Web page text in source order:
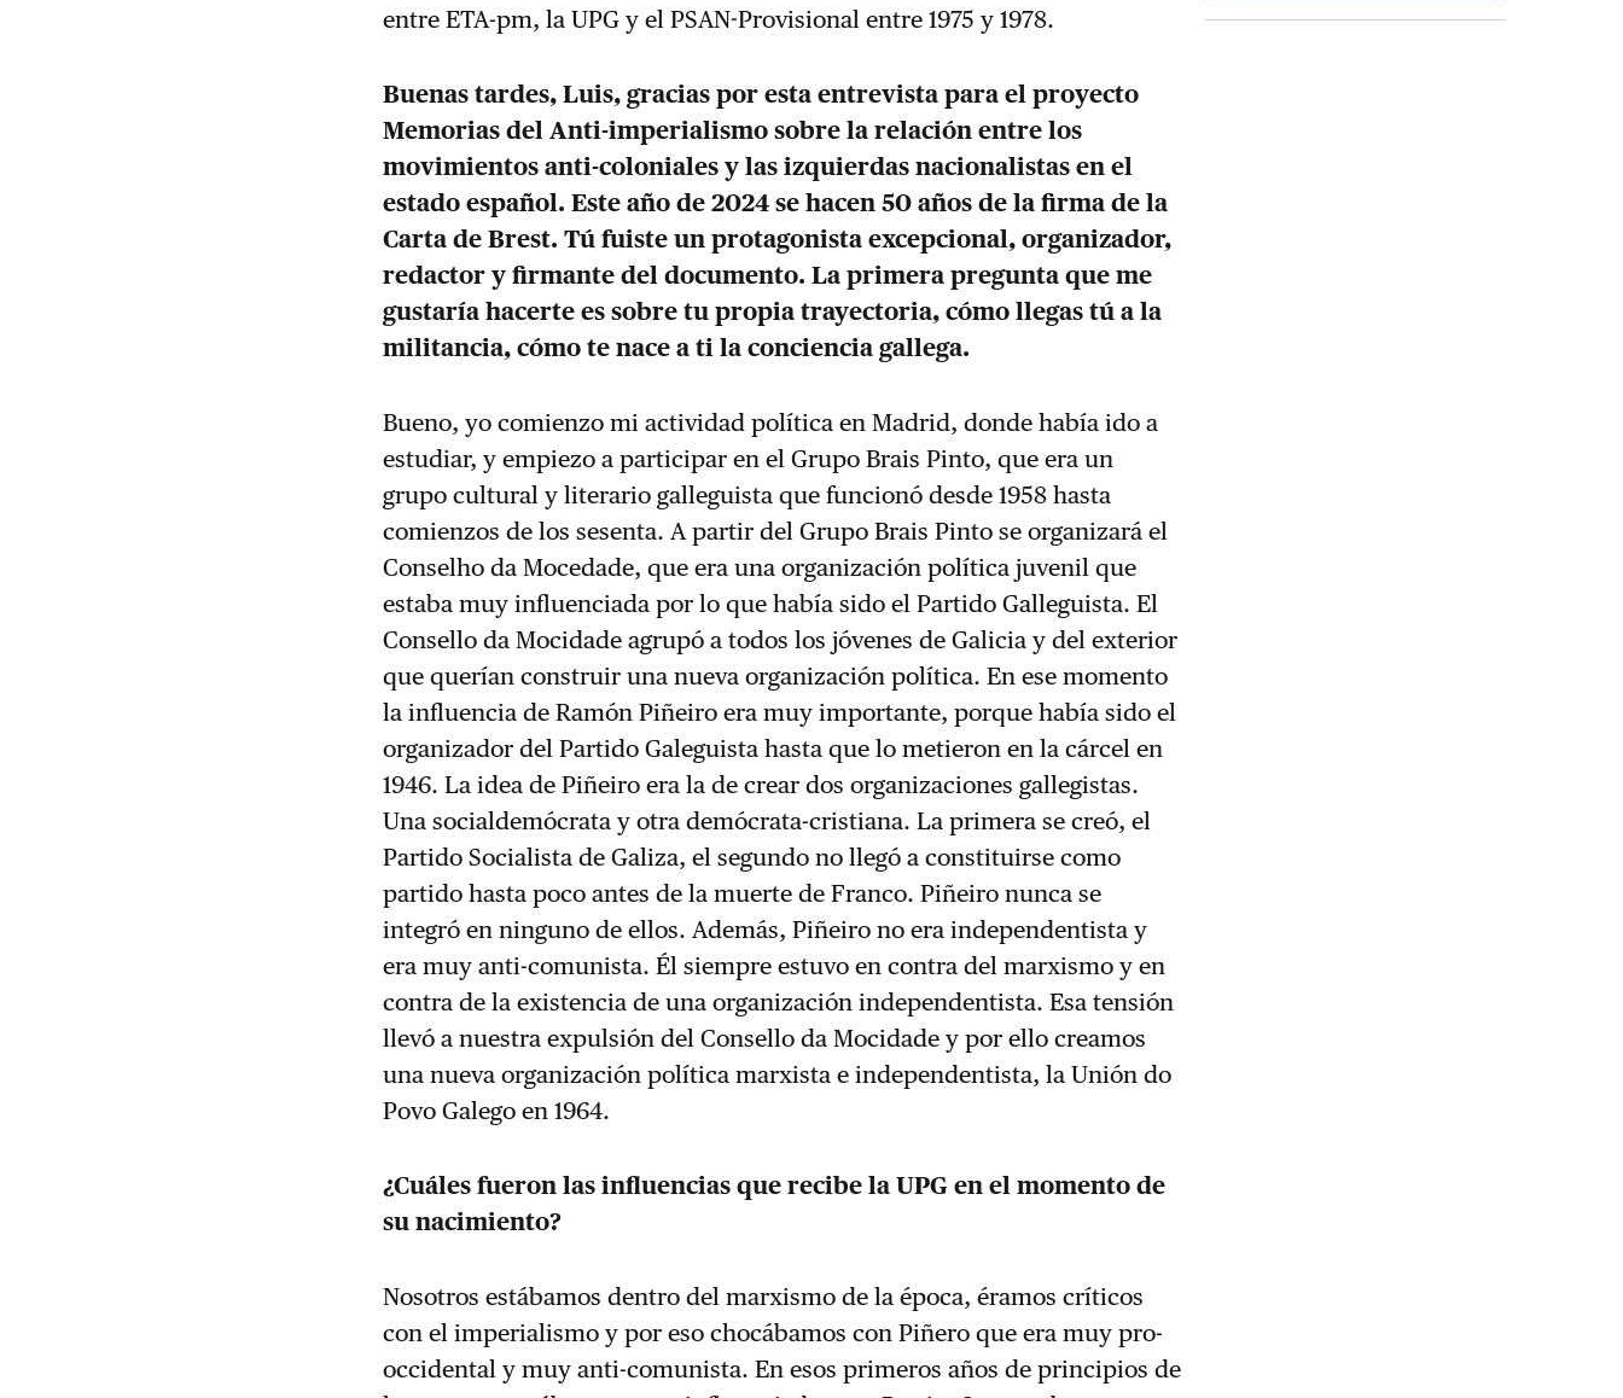
entre ETA-pm, la UPG y el PSAN-Provisional entre 1975 y 1978.
Buenas tardes, Luis, gracias por esta entrevista para el proyecto
Memorias del Anti-imperialismo sobre la relación entre los
movimientos anti-coloniales y las izquierdas nacionalistas en el
estado español. Este año de 2024 se hacen 50 años de la firma de la
Carta de Brest. Tú fuiste un protagonista excepcional, organizador,
redactor y firmante del documento. La primera pregunta que me
gustaría hacerte es sobre tu propia trayectoria, cómo llegas tú a la
militancia, cómo te nace a ti la conciencia gallega.
Bueno, yo comienzo mi actividad política en Madrid, donde había ido a
estudiar, y empiezo a participar en el Grupo Brais Pinto, que era un
grupo cultural y literario galleguista que funcionó desde 1958 hasta
comienzos de los sesenta. A partir del Grupo Brais Pinto se organizará el
Conselho da Mocedade, que era una organización política juvenil que
estaba muy influenciada por lo que había sido el Partido Galleguista. El
Consello da Mocidade agrupó a todos los jóvenes de Galicia y del exterior
que querían construir una nueva organización política. En ese momento
la influencia de Ramón Piñeiro era muy importante, porque había sido el
organizador del Partido Galeguista hasta que lo metieron en la cárcel en
1946. La idea de Piñeiro era la de crear dos organizaciones gallegistas.
Una socialdemócrata y otra demócrata-cristiana. La primera se creó, el
Partido Socialista de Galiza, el segundo no llegó a constituirse como
partido hasta poco antes de la muerte de Franco. Piñeiro nunca se
integró en ninguno de ellos. Además, Piñeiro no era independentista y
era muy anti-comunista. Él siempre estuvo en contra del marxismo y en
contra de la existencia de una organización independentista. Esa tensión
llevó a nuestra expulsión del Consello da Mocidade y por ello creamos
una nueva organización política marxista e independentista, la Unión do
Povo Galego en 1964.
¿Cuáles fueron las influencias que recibe la UPG en el momento de
su nacimiento?
Nosotros estábamos dentro del marxismo de la época, éramos críticos
con el imperialismo y por eso chocábamos con Piñero que era muy pro-
occidental y muy anti-comunista. En esos primeros años de principios de